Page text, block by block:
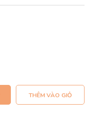
THÊM VÀO GIỎ